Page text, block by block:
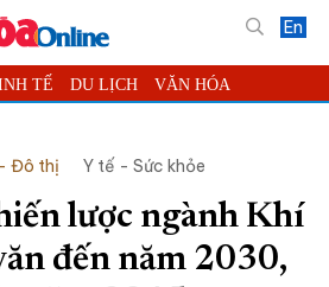
En
TẾ DU LỊCH VĂN HÓA
PHÁP LUẬT BẠN ĐỌC
VIDEO ĐỌC BÁO ONLINE
CÁO
Đô thị Y tế - Sức khỏe
lược ngành Khí
đến năm 2030,